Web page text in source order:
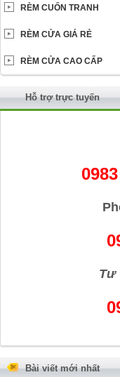
RÈM CUỐN TRANH
RÈM CỬA GIÁ RẺ
RÈM CỬA CAO CẤP
Hỗ trợ trực tuyến
Tư
Bài viết mới nhất